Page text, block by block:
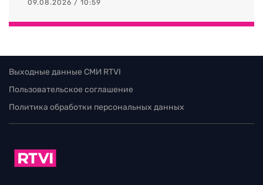
09.08.2026 / 10:59
Выходные данные СМИ RTVI
Пользовательское соглашение
Политика обработки персональных данных